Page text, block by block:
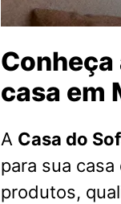
Conheça
casa em
A Casa do
para sua
produtos,